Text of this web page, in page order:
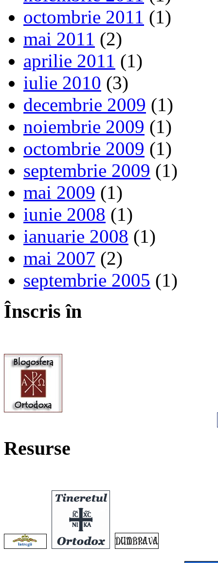
octombrie 2011 (1)
mai 2011 (2)
aprilie 2011 (1)
iulie 2010 (3)
decembrie 2009 (1)
noiembrie 2009 (1)
octombrie 2009 (1)
septembrie 2009 (1)
mai 2009 (1)
iunie 2008 (1)
ianuarie 2008 (1)
mai 2007 (2)
septembrie 2005 (1)
Înscris în
Resurse